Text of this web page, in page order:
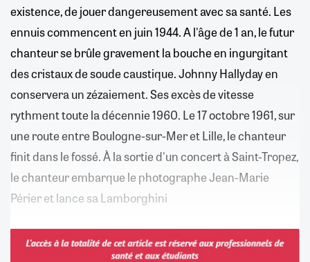
existence, de jouer dangereusement avec sa santé. Les
ennuis commencent en juin 1944. A l'âge de 1 an, le futur
chanteur se brûle gravement la bouche en ingurgitant
des cristaux de soude caustique. Johnny ­Hallyday en
conservera un zézaiement. Ses excès de vitesse
rythment toute la décennie 1960. Le 17 octobre 1961, sur
une route entre Boulogne-sur-Mer et Lille, le chanteur
finit dans le fossé. À la sortie d'un concert à Saint-Tropez,
le chanteur embarque le photographe Jean-Marie
Périer et lance sa Lamborghini